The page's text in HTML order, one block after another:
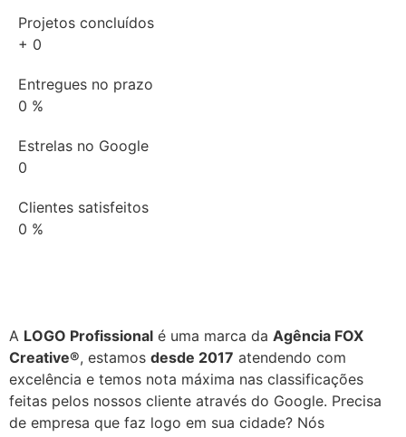
Projetos concluídos
+ 0
Entregues no prazo
0 %
Estrelas no Google
0
Clientes satisfeitos
0 %
A LOGO Profissional é uma marca da Agência FOX
Creative®, estamos desde 2017 atendendo com
excelência e temos nota máxima nas classificações
feitas pelos nossos cliente através do Google. Precisa
de empresa que faz logo em sua cidade? Nós